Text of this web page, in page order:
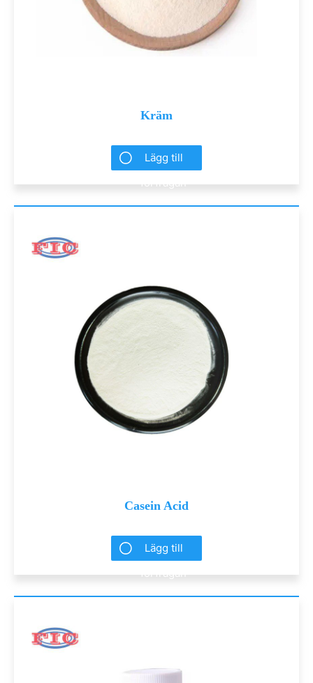
Kräm
Lägg till
förfrågan
Casein Acid
Lägg till
förfrågan